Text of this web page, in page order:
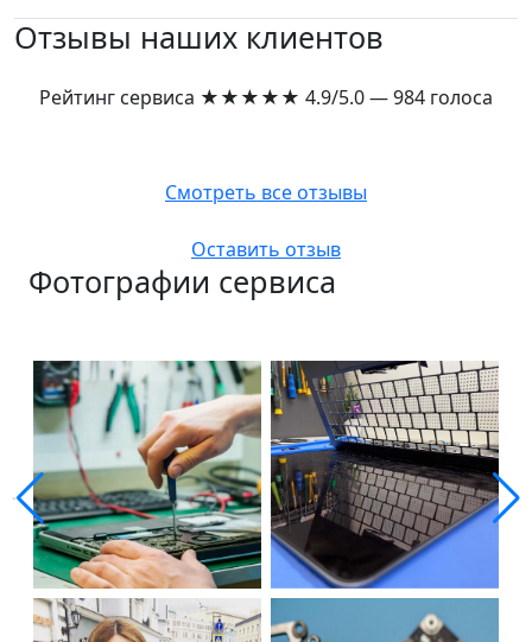
Отзывы наших клиентов
Рейтинг сервиса ★★★★★ 4.9/5.0 — 984 голоса
Смотреть все отзывы
Оставить отзыв
Фотографии сервиса